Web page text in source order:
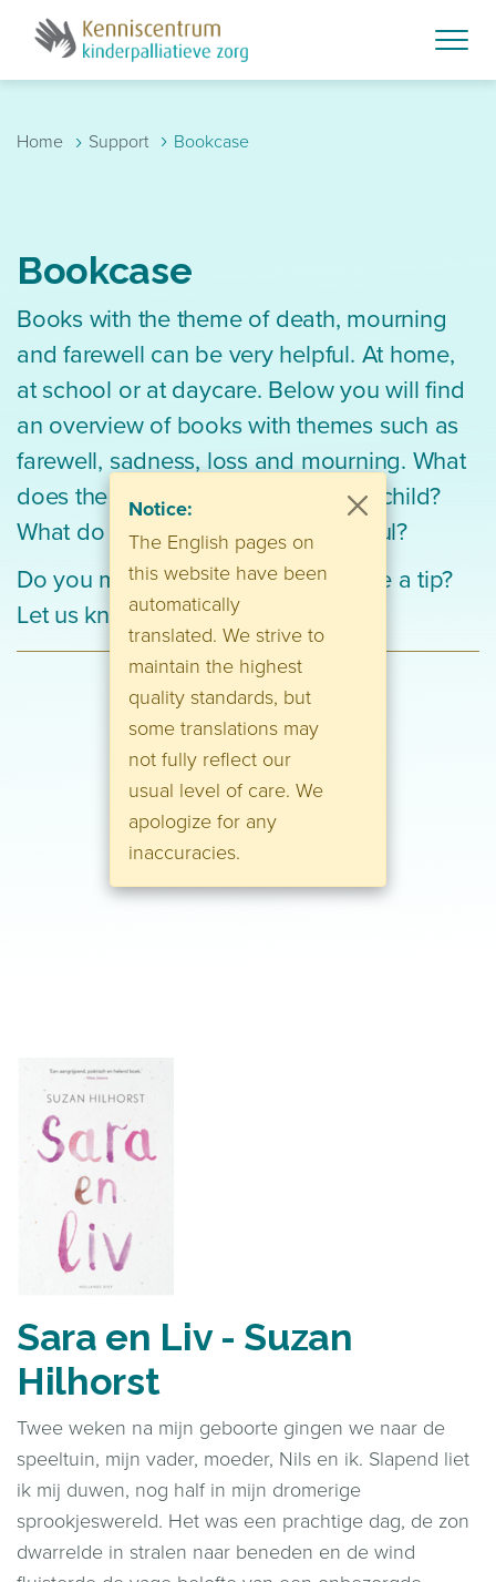
Skip to main content
Notice:
The English pages on
this website have been
automatically
translated. We strive to
maintain the highest
quality standards, but
some translations may
not fully reflect our
usual level of care. We
apologize for any
inaccuracies.
Home › Support › Bookcase
Bookcase
Books with the theme of death, mourning
and farewell can be very helpful. At home,
at school or at daycare. Below you will find
an overview of books with themes such as
farewell, sadness, loss and mourning. What
does the loss mean to you or your child?
What do you feel and what is helpful?
Do you miss a book or do you have a tip?
Let us know.
Sara en Liv - Suzan
Hilhorst
Twee weken na mijn geboorte gingen we naar de
speeltuin, mijn vader, moeder, Nils en ik. Slapend liet
ik mij duwen, nog half in mijn dromerige
sprookjeswereld. Het was een prachtige dag, de zon
dwarrelde in stralen naar beneden en de wind